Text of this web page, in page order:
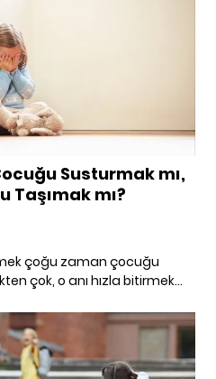
kazanma isteği değil;
baş etme çabasıdır.
ihtiyacı görmeye
Gelin, hileyi cezalandırmadan
birlikte bakalım.
Susturmak mı,
Taşımak mı?
çoğu zaman çocuğu
çok, o anı hızla bitirmek
etmek neden onu
daha iyileştirici olabilir?